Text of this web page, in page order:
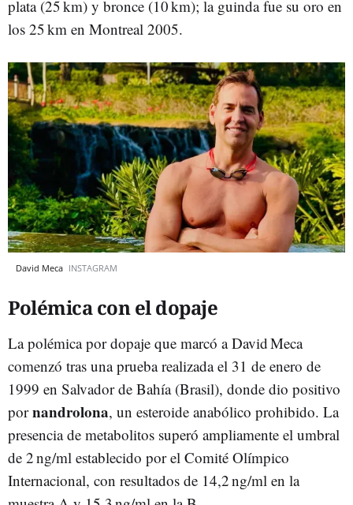
plata (25 km) y bronce (10 km); la guinda fue su oro en
los 25 km en Montreal 2005.
David Meca INSTAGRAM
Polémica con el dopaje
La polémica por dopaje que marcó a David Meca
comenzó tras una prueba realizada el 31 de enero de
1999 en Salvador de Bahía (Brasil), donde dio positivo
pornandrolona, un esteroide anabólico prohibido. La
presencia de metabolitos superó ampliamente el umbral
de 2 ng/ml establecido por el Comité Olímpico
Internacional, con resultados de 14,2 ng/ml en la